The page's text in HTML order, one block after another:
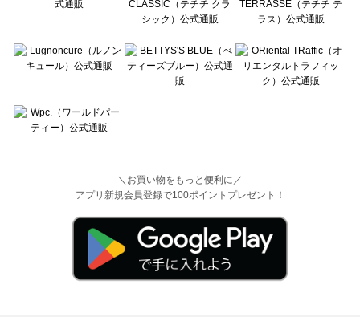
＼お買い物をもっと便利に／
アプリ新規会員登録で100ポイントプレゼント！